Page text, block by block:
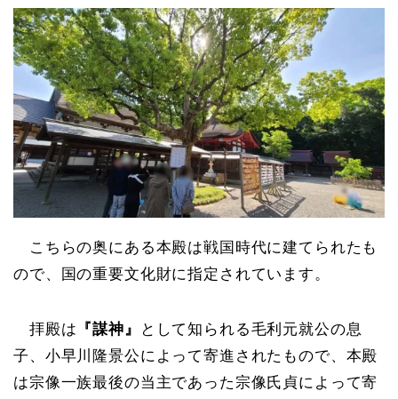
こちらの奥にある本殿は戦国時代に建てられたも
ので、国の重要文化財に指定されています。
拝殿は 『謀神』
として知られる毛利元就公の息
子、小早川隆景公によって寄進されたもので、本殿
は宗像一族最後の当主であった宗像氏貞によって寄